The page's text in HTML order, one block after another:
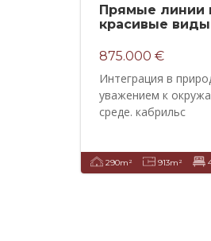
Прямые линии
красивые виды
875.000 €
Интеграция в
уважением к
среде. кабрильс
290m² 913m²